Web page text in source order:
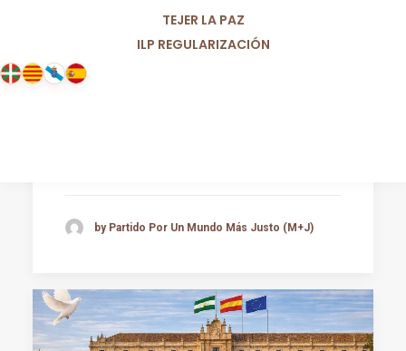
TEJER LA PAZ
ILP REGULARIZACIÓN
by Partido Por Un Mundo Más Justo (M+J)